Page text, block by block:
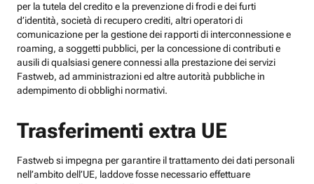
per la tutela del credito e la prevenzione di frodi e dei furti
d’identità, società di recupero crediti, altri operatori di
comunicazione per la gestione dei rapporti di interconnessione e
roaming, a soggetti pubblici, per la concessione di contributi e
ausili di qualsiasi genere connessi alla prestazione dei servizi
Fastweb, ad amministrazioni ed altre autorità pubbliche in
adempimento di obblighi normativi.
Trasferimenti extra UE
Fastweb si impegna per garantire il trattamento dei dati personali
nell’ambito dell’UE, laddove fosse necessario effettuare